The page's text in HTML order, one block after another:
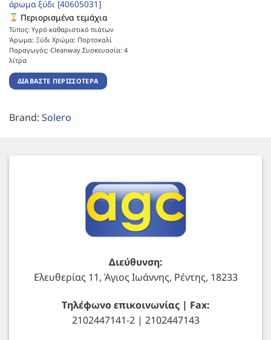
άρωμα ξύδι [40605031]
Περιορισμένα τεμάχια
Τύπος: Υγρό καθαριστικό πιάτων
Άρωμα: Ξύδι Χρώμα: Πορτοκαλί
Παραγωγός: Cleanway Συσκευασία: 4
λίτρα
ΔΙΑΒΆΣΤΕ ΠΕΡΙΣΣΌΤΕΡΑ
Brand: Solero
Διεύθυνση:
Ελευθερίας 11, Άγιος Ιωάννης, Ρέντης, 18233
Τηλέφωνο επικοινωνίας | Fax:
2102447141-2 | 2102447143